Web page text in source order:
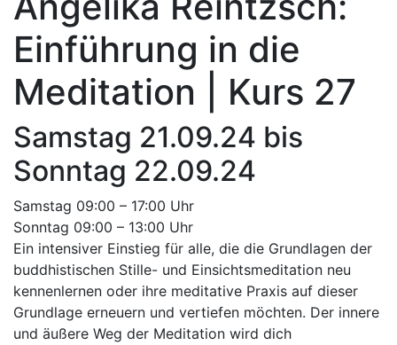
Einführung in die
Meditation | Kurs 27
Samstag 21.09.24 bis
Sonntag 22.09.24
Samstag 09:00 – 17:00 Uhr
Sonntag 09:00 – 13:00 Uhr
Ein intensiver Einstieg für alle, die die Grundlagen der
buddhistischen Stille- und Einsichtsmeditation neu
kennenlernen oder ihre meditative Praxis auf dieser
Grundlage erneuern und vertiefen möchten. Der innere
und äußere Weg der Meditation wird dich